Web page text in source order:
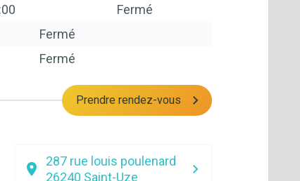
Fermé
Fermé
Fermé
Prendre rendez-vous
287 rue louis poulenard
26240 Saint-Uze